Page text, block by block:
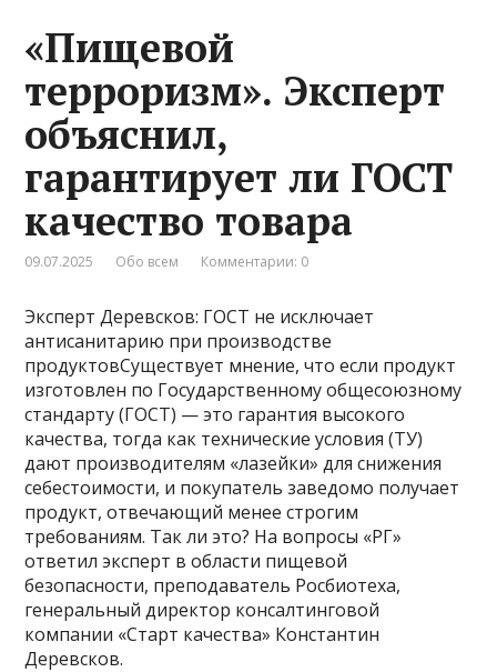
«Пищевой
терроризм». Эксперт
объяснил,
гарантирует ли ГОСТ
качество товара
09.07.2025 Обо всем Комментарии: 0
Эксперт Деревсков: ГОСТ не исключает
антисанитарию при производстве
продуктовСуществует мнение, что если продукт
изготовлен по Государственному общесоюзному
стандарту (ГОСТ) — это гарантия высокого
качества, тогда как технические условия (ТУ)
дают производителям «лазейки» для снижения
себестоимости, и покупатель заведомо получает
продукт, отвечающий менее строгим
требованиям. Так ли это? На вопросы «РГ»
ответил эксперт в области пищевой
безопасности, преподаватель Росбиотеха,
генеральный директор консалтинговой
компании «Старт качества» Константин
Деревсков.